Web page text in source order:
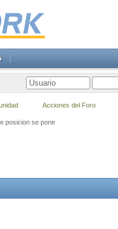
posicion se pone
Acciones del Foro